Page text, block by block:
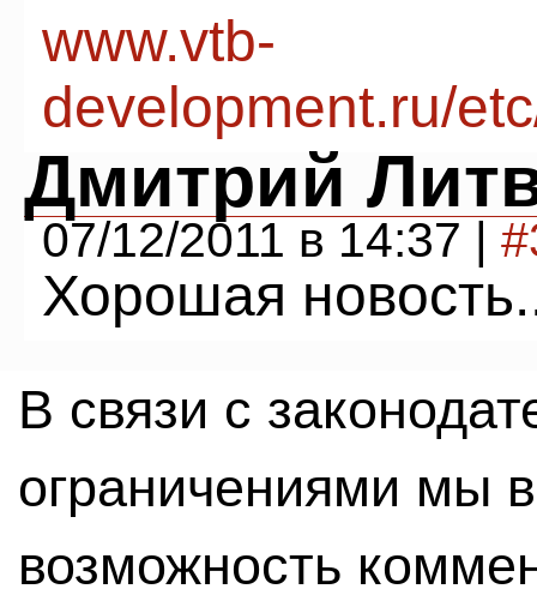
www.vtb-
development.ru/
Дмитрий
07/12/2011 в 14:37 |
Хорошая
В связи с
ограничениями мы
возможность